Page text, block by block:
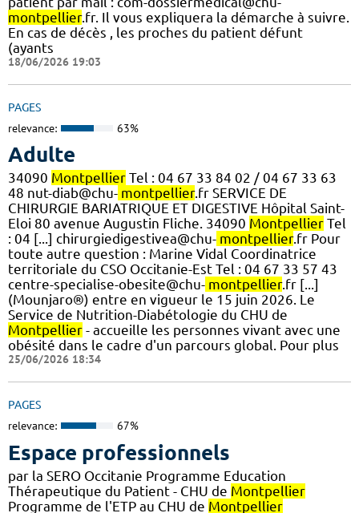
montpellier.fr. Il vous expliquera la démarche à suivre.
En cas de décès , les proches du patient défunt
(ayants
18/06/2026 19:03
PAGES
relevance: 63%
Adulte
34090 Montpellier Tel : 04 67 33 84 02 / 04 67 33 63
48 nut-diab@chu- montpellier.fr SERVICE DE
CHIRURGIE BARIATRIQUE ET DIGESTIVE Hôpital Saint-
Eloi 80 avenue Augustin Fliche. 34090 Montpellier Tel
: 04 [...] chirurgiedigestivea@chu- montpellier.fr Pour
toute autre question : Marine Vidal Coordinatrice
territoriale du CSO Occitanie-Est Tel : 04 67 33 57 43
centre-specialise-obesite@chu- montpellier.fr [...]
(Mounjaro®) entre en vigueur le 15 juin 2026. Le
Service de Nutrition-Diabétologie du CHU de
Montpellier - accueille les personnes vivant avec une
obésité dans le cadre d'un parcours global. Pour plus
25/06/2026 18:34
PAGES
relevance: 67%
Espace professionnels
par la SERO Occitanie Programme Education
Thérapeutique du Patient - CHU de Montpellier
Programme de l'ETP au CHU de Montpellier